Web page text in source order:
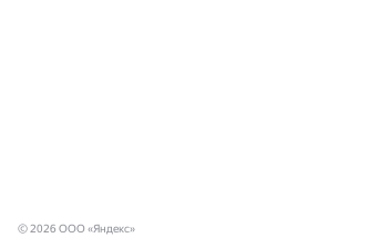
© 2026 ООО «Яндекс»